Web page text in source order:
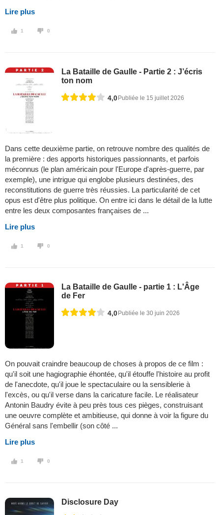
Lire plus
1 0
La Bataille de Gaulle - Partie 2 : J’écris
ton nom
4,0 Publiée le 15 juillet 2026
Dans cette deuxième partie, on retrouve nombre des qualités de
la première : des apports historiques passionnants, et parfois
méconnus (le plan américain pour l'Europe d'après-guerre, par
exemple), une intrigue qui englobe plusieurs destinées, des
reconstitutions de guerre très réussies. La particularité de cet
opus est d'être plus politique. On entre ici dans le détail de la lutte
entre les deux composantes françaises de ...
Lire plus
1 0
La Bataille de Gaulle - partie 1 : L'Âge
de Fer
4,0 Publiée le 30 juin 2026
On pouvait craindre beaucoup de choses à propos de ce film :
qu'il soit une hagiographie éhontée, qu'il étouffe l'histoire au profit
de l'anecdote, qu'il joue le spectaculaire ou la sensiblerie à
l'excès, ou qu'il verse dans la caricature facile. Le réalisateur
Antonin Baudry évite à peu près tous ces pièges, construisant
une oeuvre complète et ambitieuse, qui donne à voir la figure du
Général sans l'embellir (son côté ...
Lire plus
1 0
Disclosure Day